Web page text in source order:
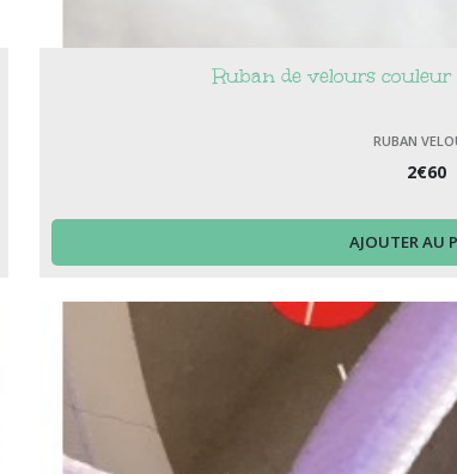
Ruban de velours
RUBAN
2€60
AJOUTER AU